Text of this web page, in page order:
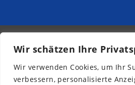
Wir schätzen Ihre
Wir verwenden Cookies, um Ihr
verbessern, personalisierte
© 2026 - Schloss